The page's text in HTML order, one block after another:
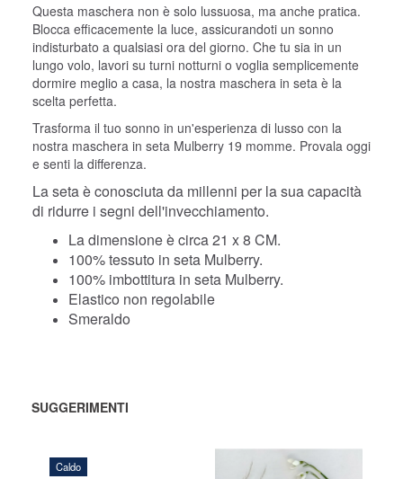
Questa maschera non è solo lussuosa, ma anche pratica.
Blocca efficacemente la luce, assicurandoti un sonno
indisturbato a qualsiasi ora del giorno. Che tu sia in un
lungo volo, lavori su turni notturni o voglia semplicemente
dormire meglio a casa, la nostra maschera in seta è la
scelta perfetta.
Trasforma il tuo sonno in un'esperienza di lusso con la
nostra maschera in seta Mulberry 19 momme. Provala oggi
e senti la differenza.
La seta è conosciuta da millenni per la sua capacità
di ridurre i segni dell'invecchiamento.
La dimensione è circa 21 x 8 CM.
100% tessuto in seta Mulberry.
100% imbottitura in seta Mulberry.
Elastico non regolabile
Smeraldo
SUGGERIMENTI
Caldo